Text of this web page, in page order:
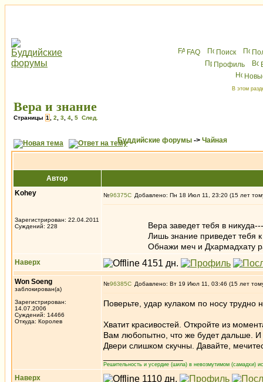
FAQ Поиск
Профиль
В этом
Вера и знание
Страницы 1 2 3 4 5 След.
Буддийские форумы -> Чайная
Автор
Kohey
Зарегистрирован: 22.04.2011
Суждений: 228
№96375 Добавлено: Пн 18 Июл 11, 23:20 (15 лет
Вера заведет тебя в никуда---
Лишь знание приведет тебя к
Обнажи меч и Дхармадхату
Наверх
Won Soeng
заблокирован(а)
Зарегистрирован:
14.07.2006
Суждений: 14466
Откуда: Королев
№96385 Добавлено: Вт 19 Июл 11, 03:46 (15 лет
Поверьте, удар кулаком по носу трудно
Хватит красивостей. Откройте из
Вам любопытно, что же будет дальше. И
Двери слишком скучны. Давайте,
Решительность и усердие (шила) в невозмутимом (самадхи)
Наверх